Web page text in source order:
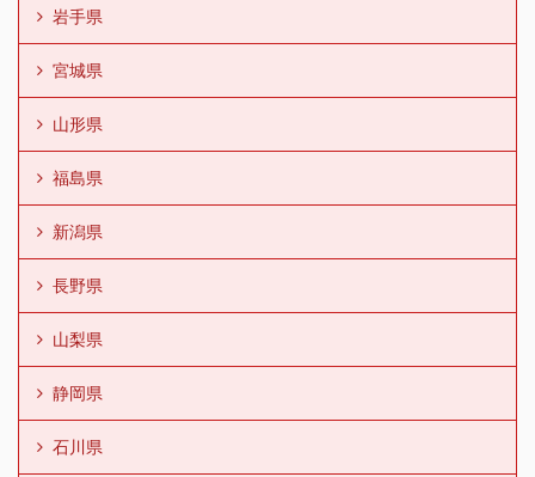
岩手県
宮城県
山形県
福島県
新潟県
長野県
山梨県
静岡県
石川県